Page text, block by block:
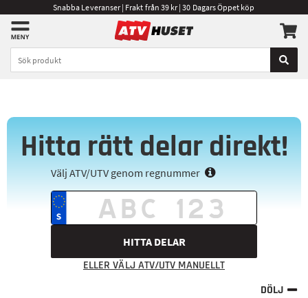
Snabba Leveranser | Frakt från 39 kr | 30 Dagars Öppet köp
Hitta rätt delar direkt!
Välj ATV/UTV genom regnummer
HITTA DELAR
ELLER VÄLJ ATV/UTV MANUELLT
DÖLJ